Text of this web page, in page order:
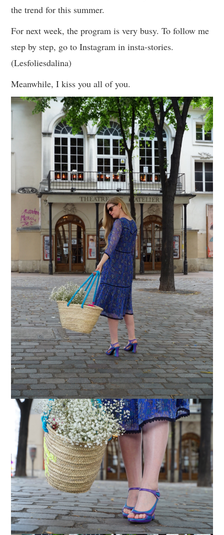
the trend for this summer.
For next week, the program is very busy. To follow me
step by step, go to Instagram in insta-stories.
(Lesfoliesdalina)
Meanwhile, I kiss you all of you.